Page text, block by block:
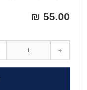
55.00 ₪
+